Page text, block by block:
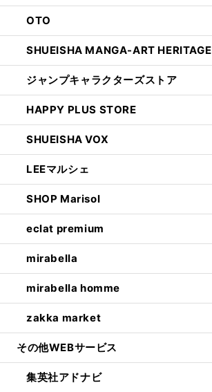
OTO
SHUEISHA MANGA-ART HERITAGE
ジャンプキャラクターズストア
HAPPY PLUS STORE
SHUEISHA VOX
LEEマルシェ
SHOP Marisol
eclat premium
mirabella
mirabella homme
zakka market
その他WEBサービス
集英社アドナビ